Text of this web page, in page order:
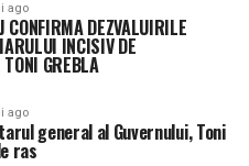
ago
CONFIRMA DEZVALUIRILE
INCISIV DE
GREBLA
ago
general al Guvernului, Toni
ras